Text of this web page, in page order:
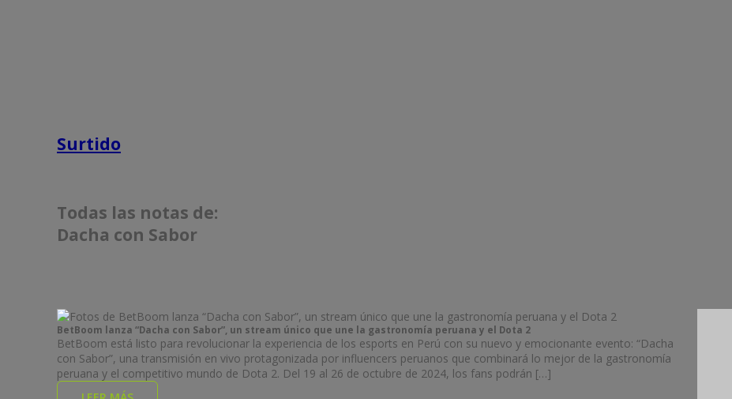
Surtido
Todas las notas de:
Dacha con Sabor
BetBoom lanza “Dacha con Sabor”, un stream único que une la gastronomía peruana y el Dota 2
BetBoom está listo para revolucionar la experiencia de los esports en Perú con su nuevo y emocionante evento: “Dacha
con Sabor”, una transmisión en vivo protagonizada por influencers peruanos que combinará lo mejor de la gastronomía
peruana y el competitivo mundo de Dota 2. Del 19 al 26 de octubre de 2024, los fans podrán […]